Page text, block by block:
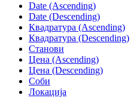
Date (Ascending)
Date (Descending)
Квадратура (Ascending)
Квадратура (Descending)
Станови
Цена (Ascending)
Цена (Descending)
Соби
Локација